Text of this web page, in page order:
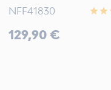
NFF41830 star star
Prix
129,90 €